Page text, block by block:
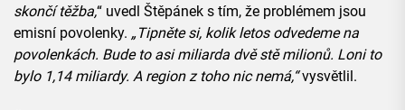
skončí těžba,“ uvedl Štěpánek s tím, že problémem jsou
emisní povolenky. „Tipněte si, kolik letos odvedeme na
povolenkách. Bude to asi miliarda dvě stě milionů. Loni to
bylo 1,14 miliardy. A region z toho nic nemá,“vysvětlil.